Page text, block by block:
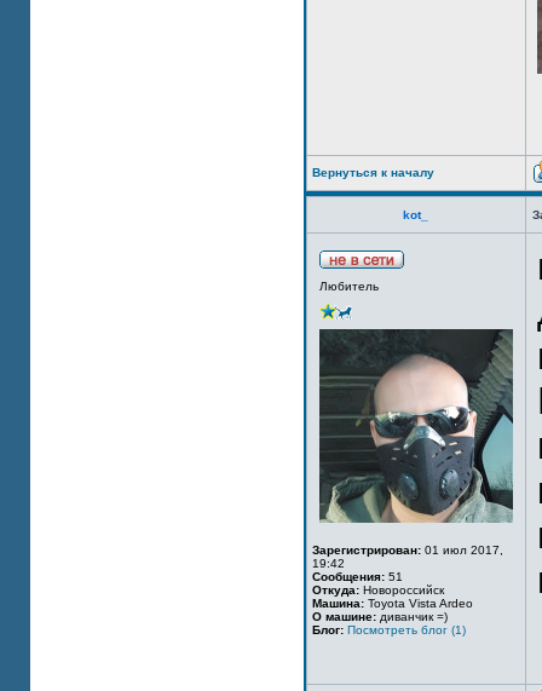
Вернуться к началу
kot_
Любитель
Зарегистрирован: 01 июл 2017,
19:42
Сообщения: 51
Откуда: Новороссийск
Машина: Toyota Vista Ardeo
О машине: диванчик =)
Блог: Посмотреть блог (1)